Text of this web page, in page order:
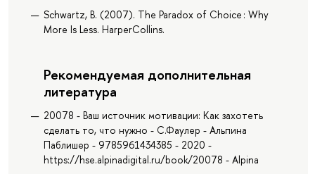
Schwartz, B. (2007). The Paradox of Choice : Why
More Is Less. HarperCollins.
Рекомендуемая дополнительная
литература
20078 - Ваш источник мотивации: Как захотеть
сделать то, что нужно - С.Фаулер - Альпина
Паблишер - 9785961434385 - 2020 -
https://hse.alpinadigital.ru/book/20078 - Alpina